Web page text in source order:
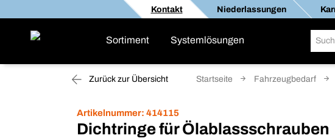
Kontakt Niederlassungen
Sortiment Systemlösungen
Zurück zur Übersicht Startseite Fahrzeugbedarf
Artikelnummer: 414115
Dichtringe für Ölablassschrauben